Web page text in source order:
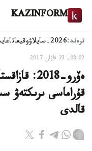
KAZINFORM
ترەند:2026-سايلاۋ وقيعا
08:02, 23 قازان 2017
ەۆرو-
قۇراماسى ىرىكتەۋ
قالدى